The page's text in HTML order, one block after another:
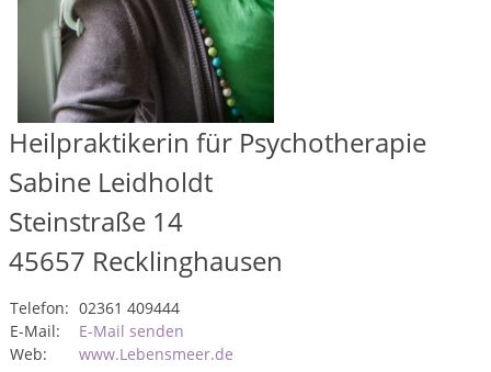
Heilpraktikerin für Psychotherapie
Sabine Leidholdt
Steinstraße 14
45657 Recklinghausen
Telefon: 02361 409444
E-Mail:
E-Mail senden
Web:
www.Lebensmeer.de